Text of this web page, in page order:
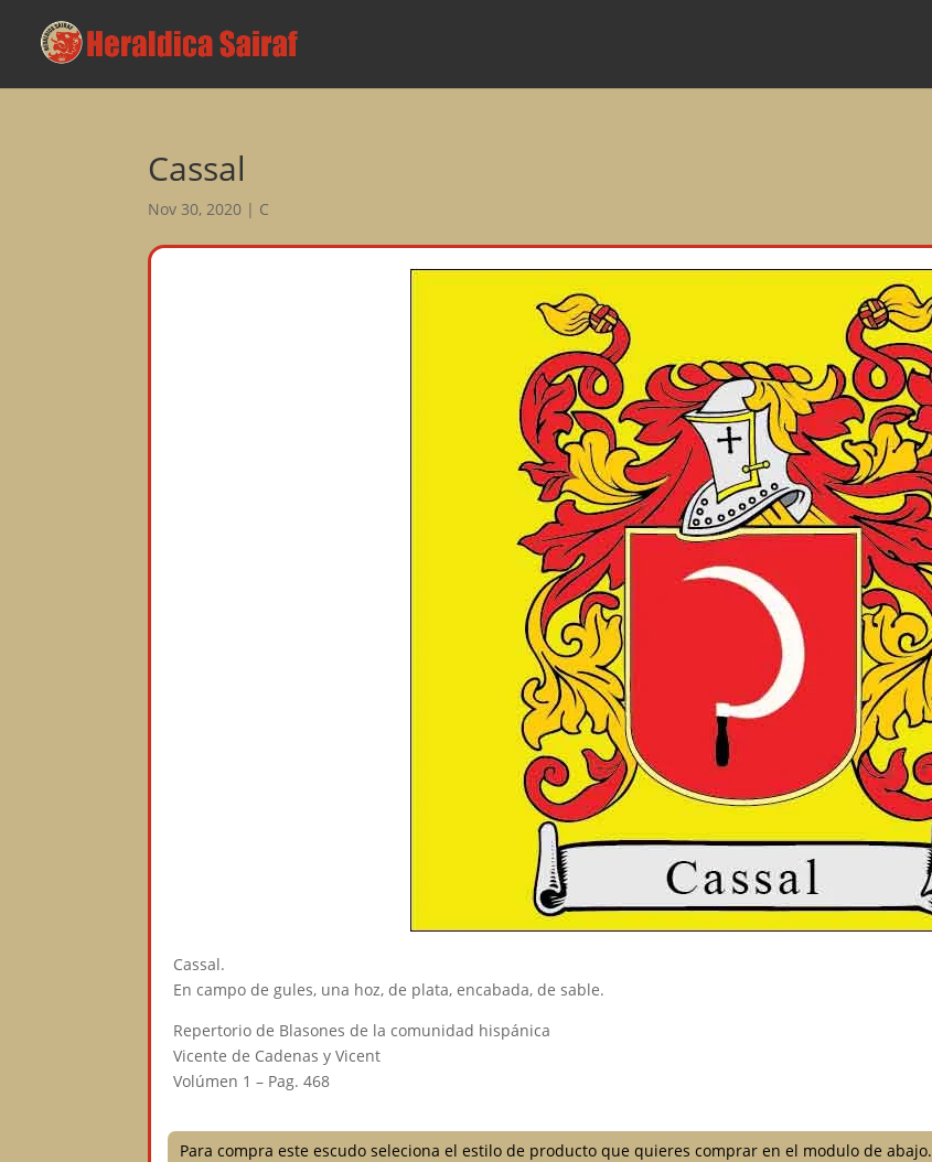
Cassal
Nov 30, 2020 | C
Cassal.
En campo de gules, una hoz, de plata, encabada, de sable.
Repertorio de Blasones de la comunidad hispánica
Vicente de Cadenas y Vicent
Volúmen 1 – Pag. 468
Para compra este escudo seleciona el estilo de producto que quieres comprar en el modulo de abajo.